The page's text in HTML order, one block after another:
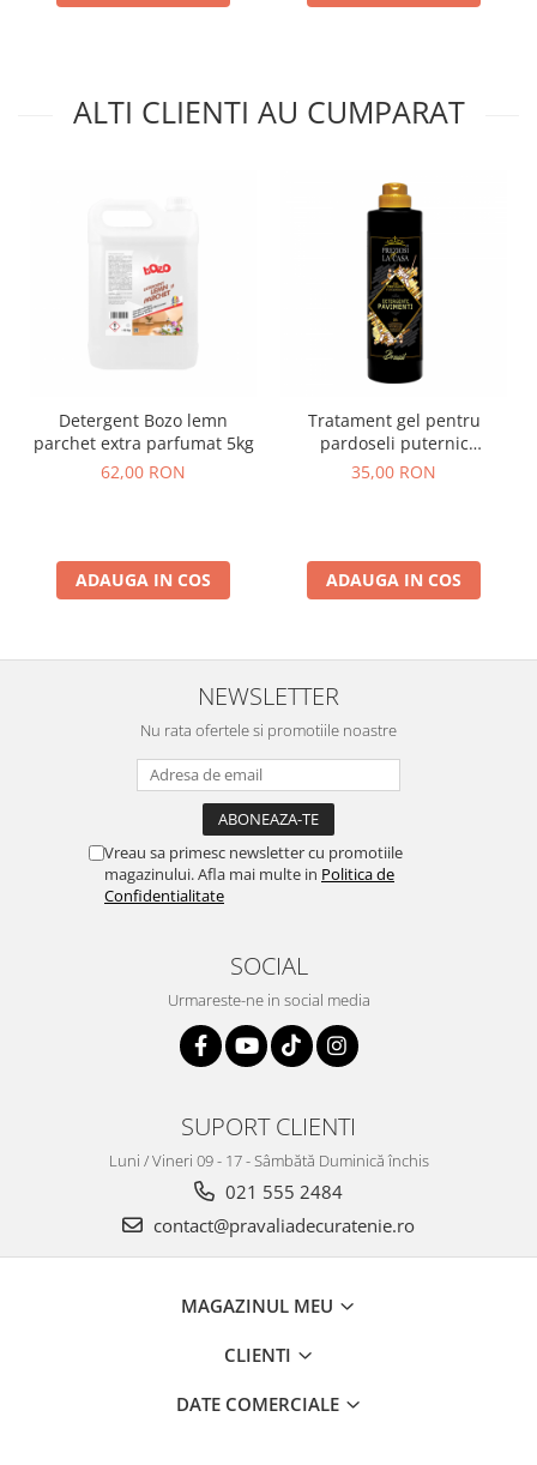
ALTI CLIENTI AU CUMPARAT
Detergent Bozo lemn
parchet extra parfumat 5kg
62,00 RON
ADAUGA IN COS
Tratament gel pentru
pardoseli puternic
parfumat, Brasil 750ml
35,00 RON
ADAUGA IN COS
NEWSLETTER
Nu rata ofertele si promotiile noastre
Vreau sa primesc newsletter cu promotiile
magazinului. Afla mai multe in Politica de
Confidentialitate
SOCIAL
Urmareste-ne in social media
SUPORT CLIENTI
Luni / Vineri 09 - 17 - Sâmbătă Duminică închis
021 555 2484
contact@pravaliadecuratenie.ro
MAGAZINUL MEU
CLIENTI
DATE COMERCIALE